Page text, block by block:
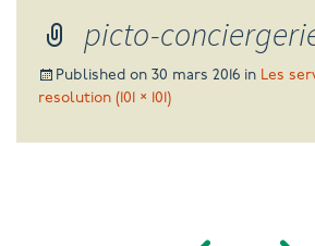
picto-
Published on 30 mars 2016 in Les
resolution (101 × 101)